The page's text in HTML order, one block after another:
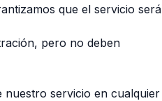
que el servicio será
pero no deben
nuestro servicio en cualquier